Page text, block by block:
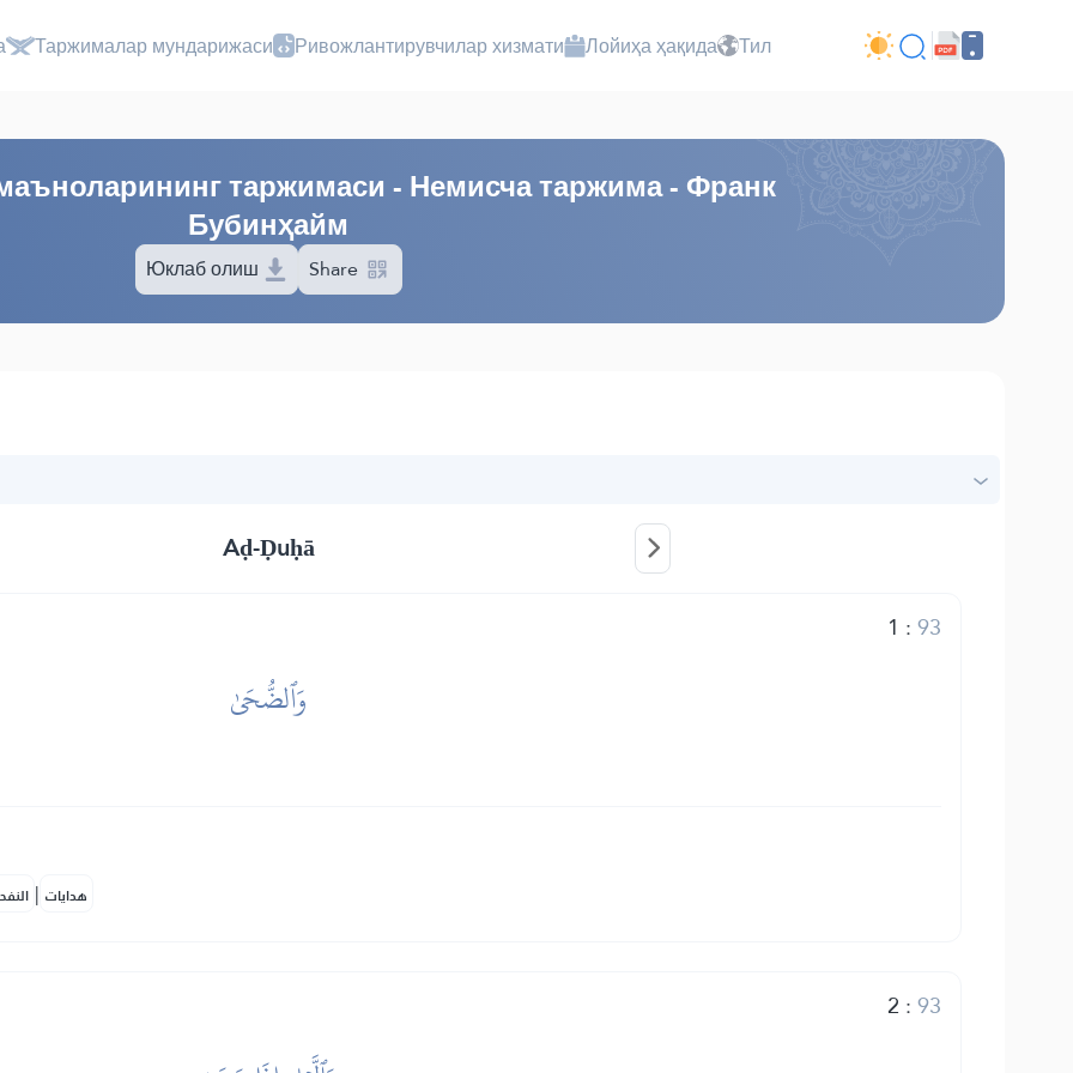
Таржималар мундарижаси Ривожлантирувчилар хизмати Лойиҳа ҳақида Тил
таржимаси - Немисча таржима - Франк
Бубинҳайм
Юклаб олиш Share
Aḍ-Ḍuḥā
1 :93
وَٱلضُّحَىٰ
| هدايات
2 :93